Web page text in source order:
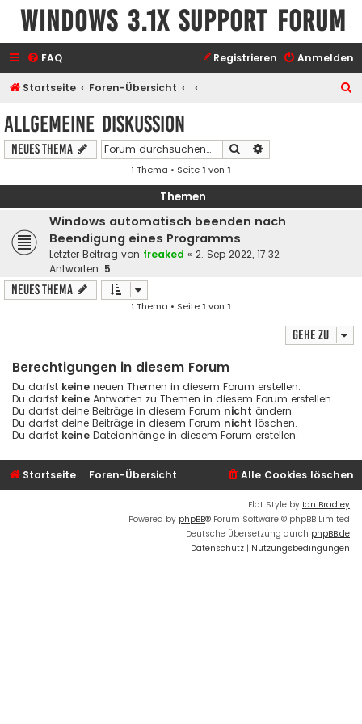
Windows 3.1x Support Forum
FAQ Anmelden
Registrieren
Startseite Foren-Übersicht
Allgemeine Diskussion
Neues Thema Suche
1 Thema • Seite1 von 1
Themen
Windows automatisch beenden nach
Beendigung eines Programms
Letzter Beitrag von freaked « 2. Sep 2022, 17:32
Antworten: 5
Neues Thema
1 Thema • Seite1 von 1
Gehe zu
Berechtigungen in diesem Forum
Du darfst keine neuen Themen in diesem Forum erstellen.
Du darfst keine Antworten zu Themen in diesem Forum erstellen.
Du darfst deine Beiträge in diesem Forum nicht ändern.
Du darfst deine Beiträge in diesem Forum nicht löschen.
Du darfst keine Dateianhänge in diesem Forum erstellen.
Startseite Foren-Übersicht Alle Cookies löschen
Flat Style by Ian Bradley
Powered by phpBB® Forum Software © phpBB Limited
Deutsche Übersetzung durch phpBB.de
Datenschutz | Nutzungsbedingungen